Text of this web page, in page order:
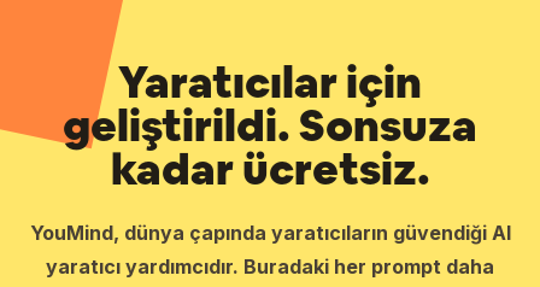
Yaratıcılar için
geliştirildi. Sonsuza
kadar ücretsiz.
YouMind, dünya çapında yaratıcıların güvendiği AI
yaratıcı yardımcıdır. Buradaki her prompt daha